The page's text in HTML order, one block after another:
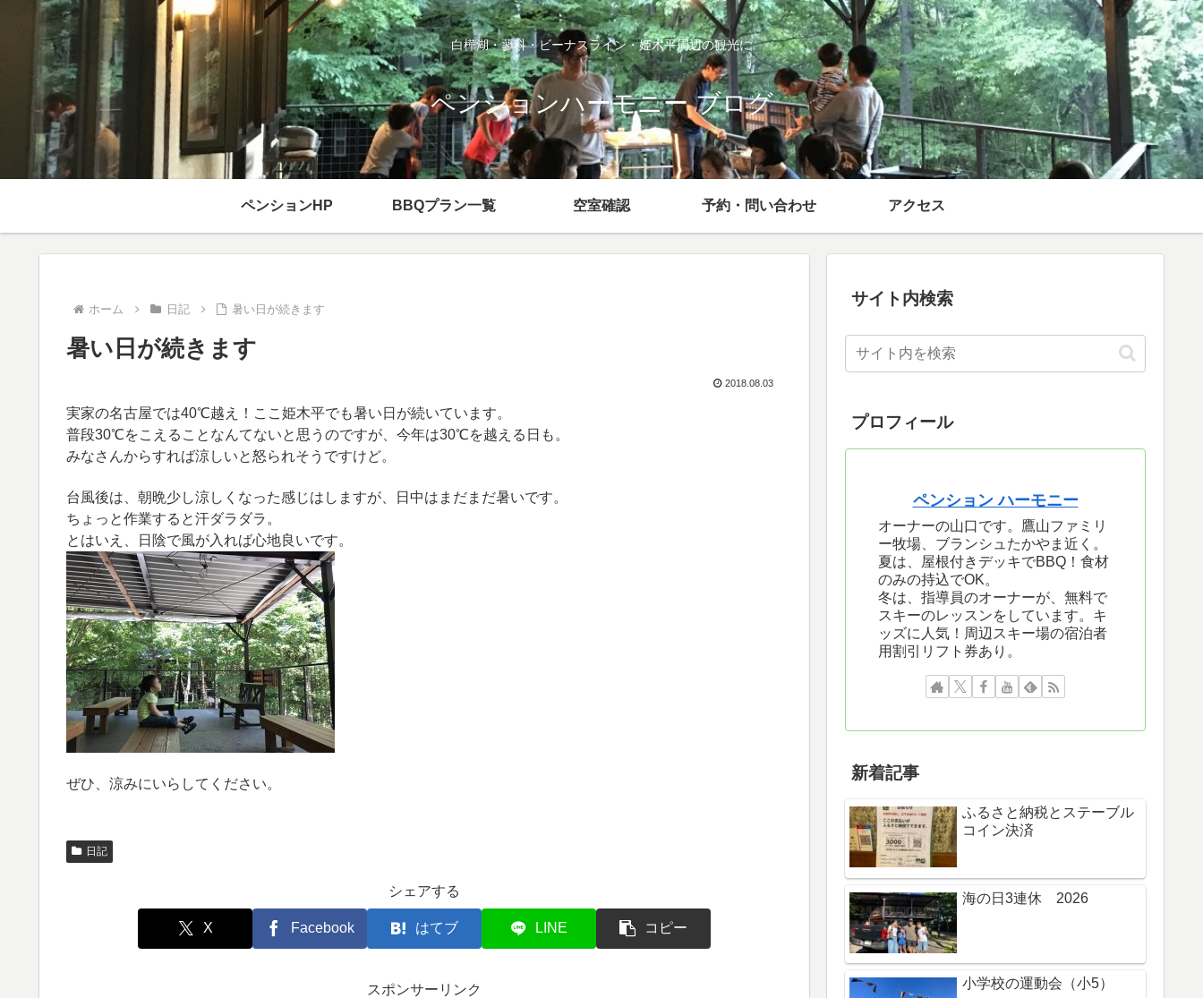
白樺湖・蓼科・ビーナスライン・姫木平周辺の観光に
ペンションハーモニー ブログ
ペンションHP BBQプラン一覧 空室確認 予約・問い合わせ アクセス
ホーム 日記 暑い日が続きます
暑い日が続きます
2018.08.03
実家の名古屋では40℃越え！ここ姫木平でも暑い日が続いています。
普段30℃をこえることなんてないと思うのですが、今年は30℃を越える日も。
みなさんからすれば涼しいと怒られそうですけど。
台風後は、朝晩少し涼しくなった感じはしますが、日中はまだまだ暑いです。
ちょっと作業すると汗ダラダラ。
とはいえ、日陰で風が入れば心地良いです。
ぜひ、涼みにいらしてください。
日記
シェアする
X Facebook はてブ LINE コピー
スポンサーリンク
サイト内検索
プロフィール
ペンション ハーモニー
オーナーの山口です。鷹山ファミリ
ー牧場、ブランシュたかやま近く。
夏は、屋根付きデッキでBBQ！食材
のみの持込でOK。
冬は、指導員のオーナーが、無料で
スキーのレッスンをしています。キ
ッズに人気！周辺スキー場の宿泊者
用割引リフト券あり。
新着記事
ふるさと納税とステーブル
コイン決済
海の日3連休 2026
小学校の運動会（小5）